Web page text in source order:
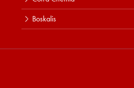
Boskalis